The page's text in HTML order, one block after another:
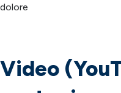
dolore
Video